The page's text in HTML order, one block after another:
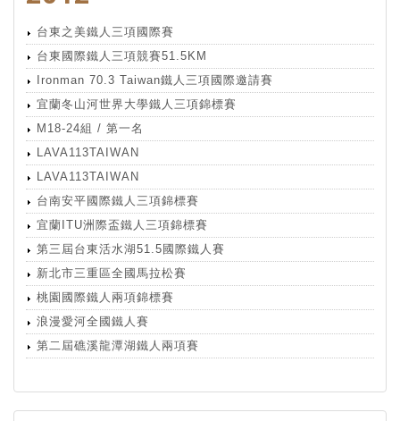
台東之美鐵人三項國際賽
台東國際鐵人三項競賽51.5KM
Ironman 70.3 Taiwan鐵人三項國際邀請賽
宜蘭冬山河世界大學鐵人三項錦標賽
M18-24組 / 第一名
LAVA113TAIWAN
LAVA113TAIWAN
台南安平國際鐵人三項錦標賽
宜蘭ITU洲際盃鐵人三項錦標賽
第三屆台東活水湖51.5國際鐵人賽
新北市三重區全國馬拉松賽
桃園國際鐵人兩項錦標賽
浪漫愛河全國鐵人賽
第二屆礁溪龍潭湖鐵人兩項賽